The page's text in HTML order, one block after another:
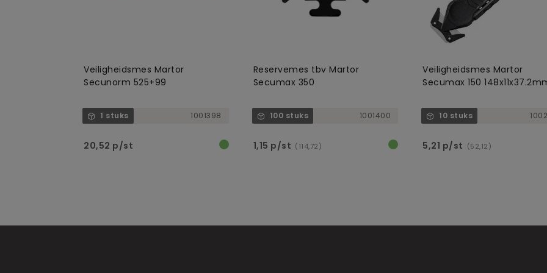
Veiligheidsmes Martor
Secunorm 525+99
1 stuks 1001398
20,52 p/st
Reservemes tbv Martor
Secumax 350
100 stuks 1001400
1,15 p/st (114,72)
Veiligheidsmes Martor
Secumax 150
10 stuks
5,21 p/st (52,12)